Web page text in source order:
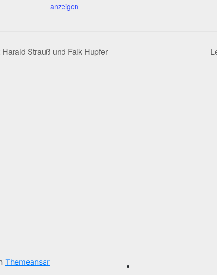
anzeigen
Strauß und Falk Hupfer
Themeansar